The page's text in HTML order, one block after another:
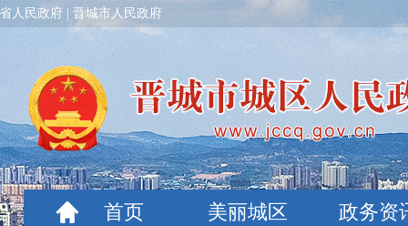
人民政府 晋城市人民政府
首页 美丽城区 政务资